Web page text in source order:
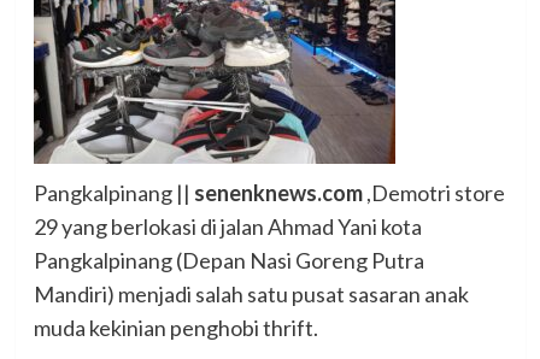
Pangkalpinang || senenknews.com,Demotri store
29 yang berlokasi di jalan Ahmad Yani kota
Pangkalpinang (Depan Nasi Goreng Putra
Mandiri) menjadi salah satu pusat sasaran anak
muda kekinian penghobi thrift.